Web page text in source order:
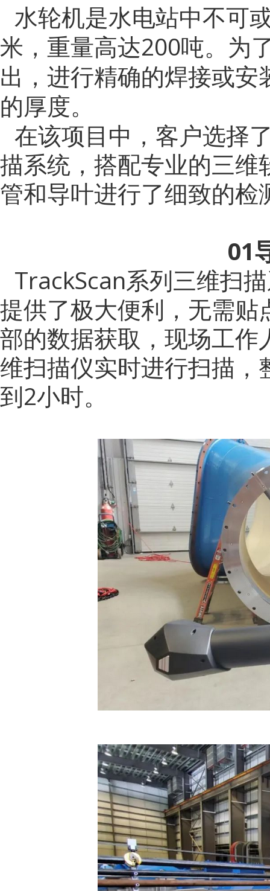
水轮机是水电站中不可
米，重量高达200吨。 为
出，进行精确的焊接或
的厚度。
在该项目中，客户选择
描系统，搭配专业的三
管和导叶进行了细致的
01
TrackScan系列三维扫
提供了极大便利，无需
部的数据获取，现场工
维扫描仪实时进行扫描
到2小时。